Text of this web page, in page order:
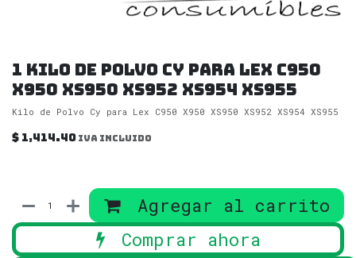
1 Kilo de Polvo Cy para Lex C950
X950 XS950 XS952 XS954 XS955
Kilo de Polvo Cy para Lex C950 X950 XS950 XS952 XS954 XS955
$ 1,414.40 IVA incluido
Agregar al carrito
Comprar ahora